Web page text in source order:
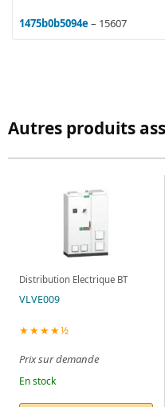
1475b0b5094e– 15607
Autres produits
Distribution Electrique BT
VLVE009
★★★★½
Prix sur demande
En stock